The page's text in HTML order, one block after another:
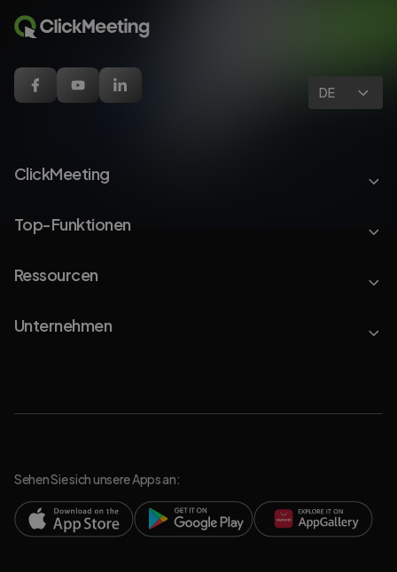
DE
ClickMeeting
Top-Funktionen
Ressourcen
Unternehmen
Sehen Sie sich unsere Apps an: